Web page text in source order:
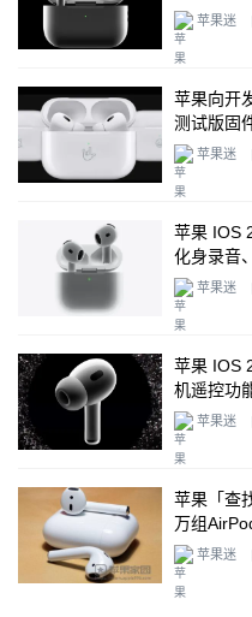
苹果迷
苹果向开
测试版固
苹果迷
苹果 IOS
化身录音
苹果迷
苹果 IOS
机遥控功
苹果迷
苹果「查
万组
苹果迷